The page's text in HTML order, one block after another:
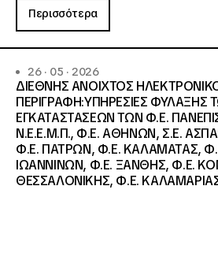
Περισσότερα
26 · 05 · 2026
ΔΙΕΘΝΗΣ ΑΝΟΙΧΤΟΣ
ΠΕΡΙΓΡΑΦΗ:ΥΠΗΡΕΣΙΕΣ ΦΥΛΑΞΗΣ
ΕΓΚΑΤΑΣΤΑΣΕΩΝ ΤΩΝ Φ.Ε.
Ν.Ε.Ε.Μ.Π., Φ.Ε. ΑΘΗΝΩΝ, Σ.Ε.
Φ.Ε. ΠΑΤΡΩΝ, Φ.Ε. ΚΑΛΑΜΑΤΑΣ,
ΙΩΑΝΝΙΝΩΝ, Φ.Ε. ΞΑΝΘΗΣ, Φ.Ε.
ΘΕΣΣΑΛΟΝΙΚΗΣ, Φ.Ε.